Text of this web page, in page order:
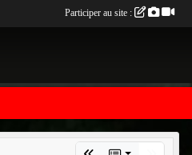
Participer au site :